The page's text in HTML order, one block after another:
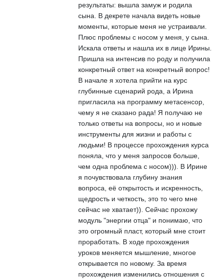
результаты: вышла замуж и родила
сына. В декрете начала видеть новые
моменты, которые меня не устраивали.
Плюс проблемы с носом у меня, у сына.
Искала ответы и нашла их в лице Ирины.
Пришла на интенсив по роду и получила
конкретный ответ на конкретный вопрос!
В начале я хотела прийти на курс
глубинные сценарий рода, а Ирина
пригласила на программу метасенсор,
чему я не сказано рада! Я получаю не
только ответы на вопросы, но и новые
инструменты для жизни и работы с
людьми! В процессе прохождения курса
поняла, что у меня запросов больше,
чем одна проблема с носом))). В Ирине
я почувствовала глубину знания
вопроса, её открытость и искренность,
щедрость и четкость, это то чего мне
сейчас не хватает)). Сейчас прохожу
модуль "энергии отца" и понимаю, что
это огромный пласт, который мне стоит
проработать. В ходе прохождения
уроков меняется мышление, многое
открывается по новому. За время
прохождения изменились отношения с